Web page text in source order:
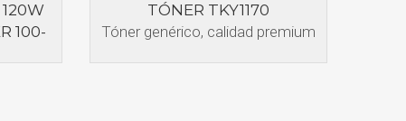
100-
TÓNER TKY1170
Tóner genérico, calidad premium